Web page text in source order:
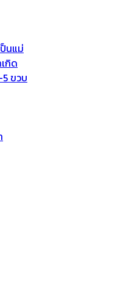
นแม่
กิด
ขวบ